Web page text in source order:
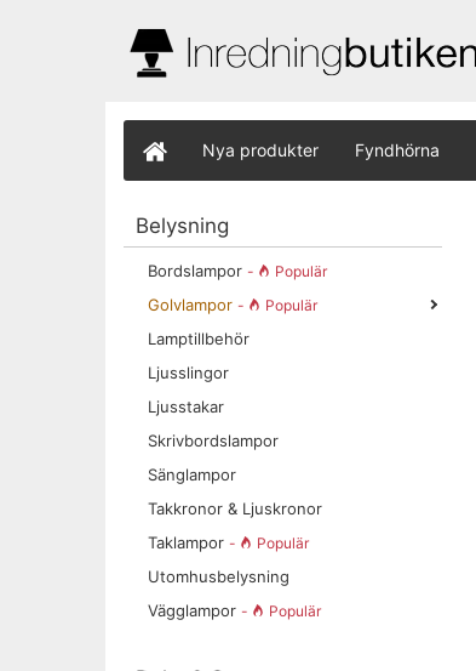
Nya produkter Fyndhörna
Belysning
Bordslampor - Populär
Golvlampor - Populär
Lamptillbehör
Ljusslingor
Ljusstakar
Skrivbordslampor
Sänglampor
Takkronor & Ljuskronor
Taklampor - Populär
Utomhusbelysning
Vägglampor - Populär